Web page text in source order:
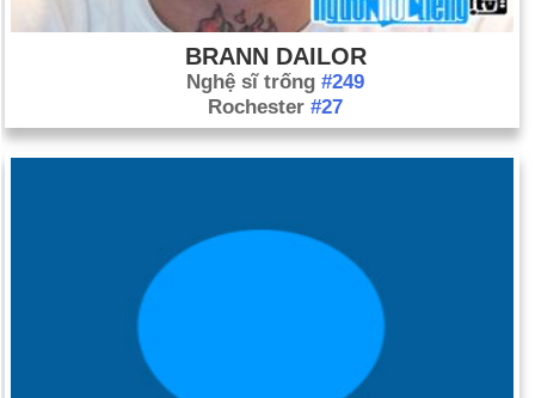
BRANN DAILOR
Nghệ sĩ trống #249
Rochester #27